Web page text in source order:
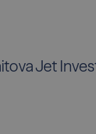
Jet